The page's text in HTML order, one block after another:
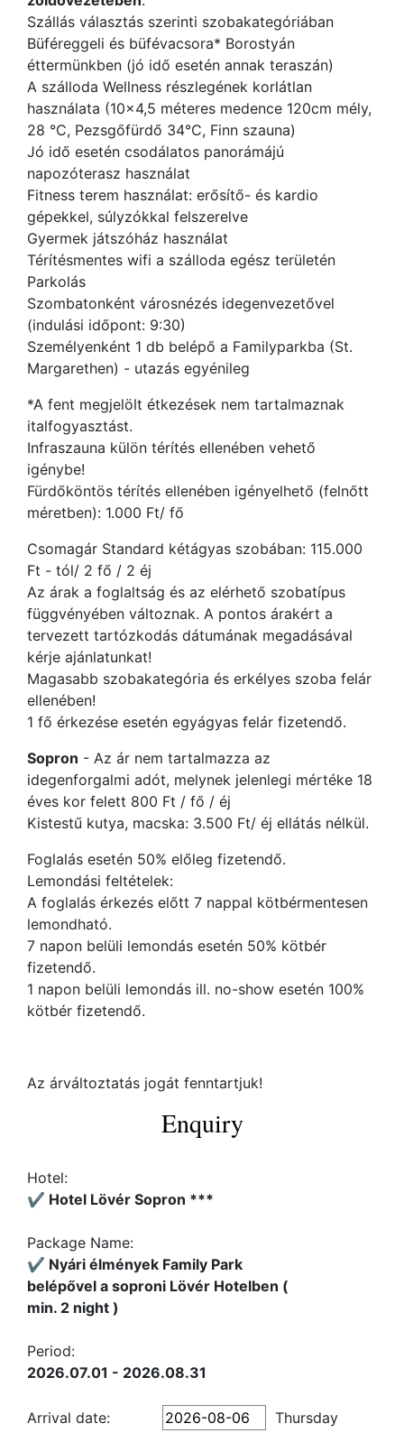
Szállás választás szerinti szobakategóriában
Büféreggeli és büfévacsora* Borostyán
éttermünkben (jó idő esetén annak teraszán)
A szálloda Wellness részlegének korlátlan
használata (10x4,5 méteres medence 120cm mély,
28 °C, Pezsgőfürdő 34°C, Finn szauna)
Jó idő esetén csodálatos panorámájú
napozóterasz használat
Fitness terem használat: erősítő- és kardio
gépekkel, súlyzókkal felszerelve
Gyermek játszóház használat
Térítésmentes wifi a szálloda egész területén
Parkolás
Szombatonként városnézés idegenvezetővel
(indulási időpont: 9:30)
Személyenként 1 db belépő a Familyparkba (St.
Margarethen) - utazás egyénileg
*A fent megjelölt étkezések nem tartalmaznak
italfogyasztást.
Infraszauna külön térítés ellenében vehető
igénybe!
Fürdőköntös térítés ellenében igényelhető (felnőtt
méretben): 1.000 Ft/ fő
Csomagár Standard kétágyas szobában: 115.000
Ft - tól/ 2 fő / 2 éj
Az árak a foglaltság és az elérhető szobatípus
függvényében változnak. A pontos árakért a
tervezett tartózkodás dátumának megadásával
kérje ajánlatunkat!
Magasabb szobakategória és erkélyes szoba felár
ellenében!
1 fő érkezése esetén egyágyas felár fizetendő.
Sopron - Az ár nem tartalmazza az
idegenforgalmi adót, melynek jelenlegi mértéke 18
éves kor felett 800 Ft / fő / éj
Kistestű kutya, macska: 3.500 Ft/ éj ellátás nélkül.
Foglalás esetén 50% előleg fizetendő.
Lemondási feltételek:
A foglalás érkezés előtt 7 nappal kötbérmentesen
lemondható.
7 napon belüli lemondás esetén 50% kötbér
fizetendő.
1 napon belüli lemondás ill. no-show esetén 100%
kötbér fizetendő.
Az árváltoztatás jogát fenntartjuk!
Enquiry
Hotel:
✔️ Hotel Lövér Sopron ***
Package Name:
✔️ Nyári élmények Family Park
belépővel a soproni Lövér Hotelben (
min. 2 night )
Period:
2026.07.01 - 2026.08.31
Arrival date: Thursday